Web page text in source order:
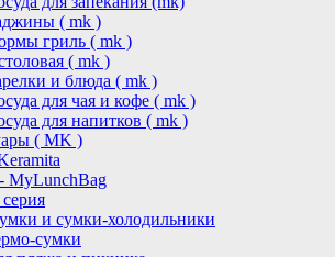
( mk )
гриль ( mk )
( mk )
и блюда ( mk )
для чая и кофе ( mk )
для напитков ( mk )
( MK )
MyLunchBag
и сумки-холодильники
сумки